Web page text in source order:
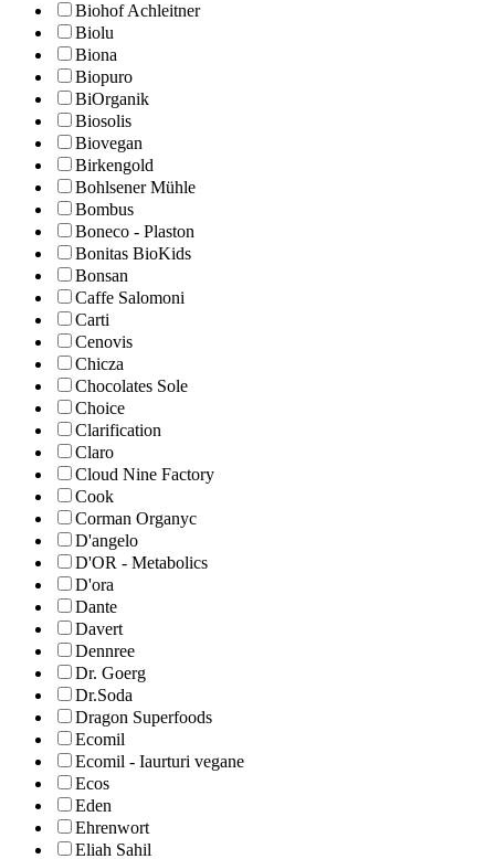
Biohof Achleitner
Biolu
Biona
Biopuro
BiOrganik
Biosolis
Biovegan
Birkengold
Bohlsener Mühle
Bombus
Boneco - Plaston
Bonitas BioKids
Bonsan
Caffe Salomoni
Carti
Cenovis
Chicza
Chocolates Sole
Choice
Clarification
Claro
Cloud Nine Factory
Cook
Corman Organyc
D'angelo
D'OR - Metabolics
D'ora
Dante
Davert
Dennree
Dr. Goerg
Dr.Soda
Dragon Superfoods
Ecomil
Ecomil - Iaurturi vegane
Ecos
Eden
Ehrenwort
Eliah Sahil